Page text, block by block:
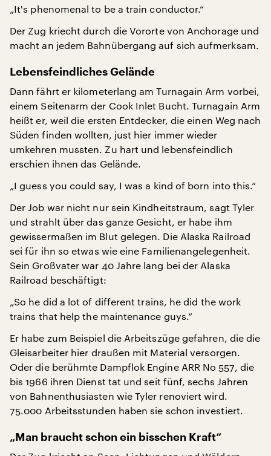
„It's phenomenal to be a train conductor.“
Der Zug kriecht durch die Vororte von Anchorage und
macht an jedem Bahnübergang auf sich aufmerksam.
Lebensfeindliches Gelände
Dann fährt er kilometerlang am Turnagain Arm vorbei,
einem Seitenarm der Cook Inlet Bucht. Turnagain Arm
heißt er, weil die ersten Entdecker, die einen Weg nach
Süden finden wollten, just hier immer wieder
umkehren mussten. Zu hart und lebensfeindlich
erschien ihnen das Gelände.
„I guess you could say, I was a kind of born into this.“
Der Job war nicht nur sein Kindheitstraum, sagt Tyler
und strahlt über das ganze Gesicht, er habe ihm
gewissermaßen im Blut gelegen. Die Alaska Railroad
sei für ihn so etwas wie eine Familienangelegenheit.
Sein Großvater war 40 Jahre lang bei der Alaska
Railroad beschäftigt:
„So he did a lot of different trains, he did the work
trains that help the maintenance guys.“
Er habe zum Beispiel die Arbeitszüge gefahren, die die
Gleisarbeiter hier draußen mit Material versorgen.
Oder die berühmte Dampflok Engine ARR No 557, die
bis 1966 ihren Dienst tat und seit fünf, sechs Jahren
von Bahnenthusiasten wie Tyler renoviert wird.
75.000 Arbeitsstunden haben sie schon investiert.
„Man braucht schon ein bisschen Kraft“